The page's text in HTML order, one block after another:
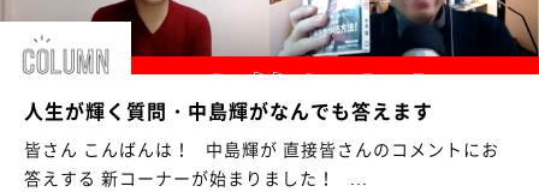
人生が輝く質問・中島輝がなんでも答えます
皆さん こんばんは！ 中島輝が 直接皆さんのコメントにお
答えする 新コーナーが始まりました！ ...